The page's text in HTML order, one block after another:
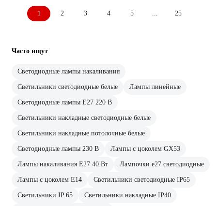
1 2 3 4 5 25
Часто ищут
Светодиодные лампы накаливания
Светильники светодиодные белые Лампы линейные
Светодиодные лампы E27 220 В
Светильники накладные светодиодные белые
Светильники накладные потолочные белые
Светодиодные лампы 230 В Лампы с цоколем GX53
Лампы накаливания E27 40 Вт Лампочки е27 светодиодные
Лампы с цоколем Е14 Светильники светодиодные IP65
Светильники IP 65 Светильники накладные IP40